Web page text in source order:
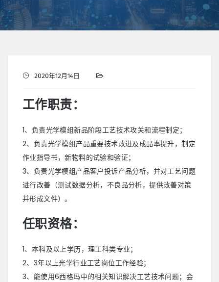
2020年12月14日
工作职责：
1、负责光学模组新品阶段工艺技术攻关和流程制定；
2、负责光学模组产品重要技术改进及成品率提升，制定
作业指导书，新物料的试验和验证；
3、负责光学模组产品客户投诉产品分析，并对工艺问题
进行改善（测试数据分析，不良品分析，提供改善对策
并形成文件）。
任职资格：
1、本科及以上学历，理工科类专业；
2、3年以上光学行业工艺岗位工作经验；
3、能使用6西格玛中的相关知识解决工艺技术问题；会